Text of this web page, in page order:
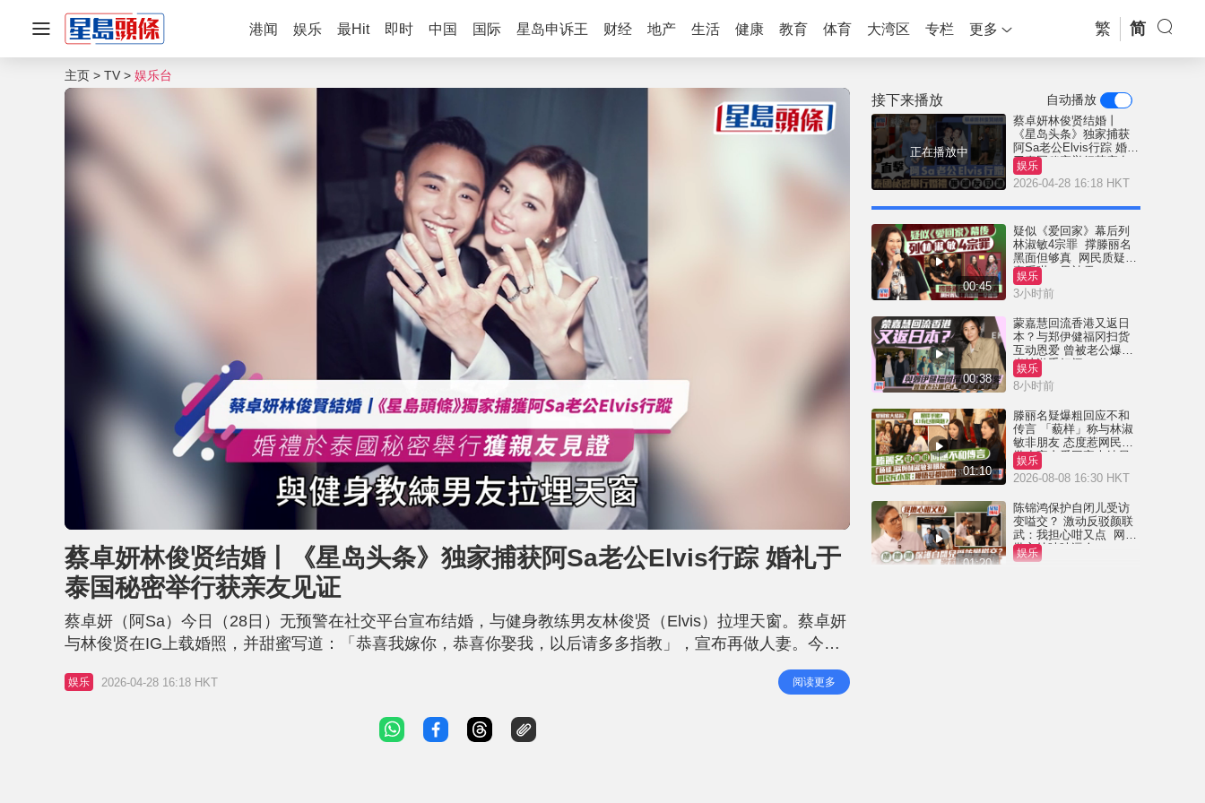
港闻 娱乐 最Hit 即时 中国 国际 星岛申诉王 财经 地产 生活 健康 教育 体育 大湾区 专栏 更多 繁 简
主页 TV 娱乐台
n
u
t
e
o
:
5
2
.
5
%
蔡卓妍林俊贤结婚丨《星岛头条》独家捕获阿Sa老公Elvis行踪 婚礼于
泰国秘密举行获亲友见证
蔡卓妍（阿Sa）今日（28日）无预警在社交平台宣布结婚，与健身教练男友林俊贤（Elvis）拉埋天窗。蔡卓妍
与林俊贤在IG上载婚照，并甜蜜写道：「恭喜我嫁你，恭喜你娶我，以后请多多指教」，宣布再做人妻。今日
《星岛头条》亦独家拍到新婚人夫林俊贤的行踪，据知二人早前于泰国举行婚礼。 蔡卓妍与林俊贤泰国举行婚
礼 《星岛头条》收到独家消息，蔡卓妍其实与健身教练男友林俊贤（Elvis）结婚已有一段时间，两人当
娱乐 2026-04-28 16:18 HKT 阅读更多
接下来播放 自动播放
正在播放中
蔡卓妍林俊贤结婚丨
《星岛头条》独家捕获
阿Sa老公Elvis行踪 婚礼
于泰国秘密举行获亲友
见证
娱乐
2026-04-28 16:18 HKT
00:45
疑似《爱回家》幕后列
林淑敏4宗罪 撑滕丽名
黑面但够真 网民质疑：
真系咁一早被雪
娱乐
3小时前
00:38
蒙嘉慧回流香港又返日
本？与郑伊健福冈扫货
互动恩爱 曾被老公爆在
当地游手好闲
娱乐
8小时前
01:10
滕丽名疑爆粗回应不和
传言 「藐样」称与林淑
敏非朋友 态度惹网民狠
批小家丨爱回家大结局
娱乐
2026-08-08 16:30 HKT
01:20
陈锦鸿保护自闭儿受访
变嗌交？ 激动反驳颜联
武：我担心咁又点 网民
批主持咄咄逼人
娱乐